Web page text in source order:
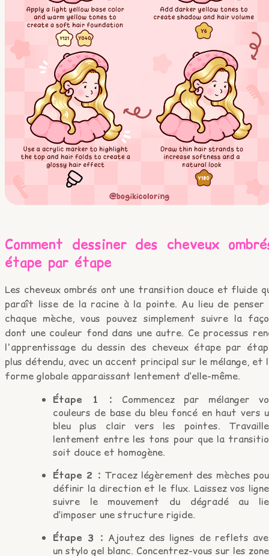
Comment dessiner des cheveux
étape par étape
Les cheveux ombrés ont une transition douce et fluide
paraît lisse de la racine à la pointe. Au lieu de penser
chaque mèche, vous pouvez simplement suivre la
dont une couleur fond dans une autre. Ce processus
l'apprentissage du dessin des cheveux étape par
plus détendu, avec un accent principal sur le mélange, et
forme globale apparaissant lentement d’elle-même.
Étape 1 : Commencez par mélanger
couleurs de base du bleu foncé en haut vers
bleu plus clair vers les pointes.
lentement entre les tons pour que la
soit douce et homogène.
Étape 2 : Tracez légèrement des mèches
définir la direction et le flux. Laissez vos
suivre le mouvement du dégradé au
d’imposer une structure rigide.
Étape 3 : Ajoutez des lignes de reflets
un stylo gel blanc. Concentrez-vous sur les